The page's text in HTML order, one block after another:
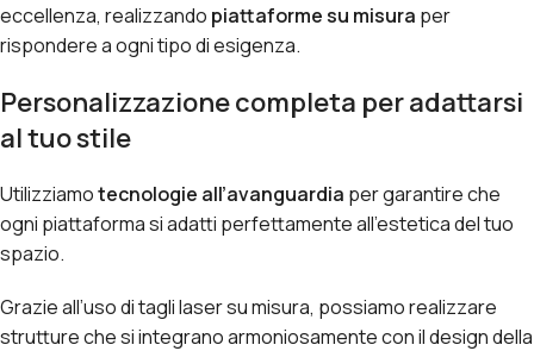
eccellenza, realizzando piattaforme su misura per
rispondere a ogni tipo di esigenza.
Personalizzazione completa per adattarsi
al tuo stile
Utilizziamotecnologie all’avanguardia per garantire che
ogni piattaforma si adatti perfettamente all’estetica del tuo
spazio.
Grazie all’uso di tagli laser su misura, possiamo realizzare
strutture che si integrano armoniosamente con il design della